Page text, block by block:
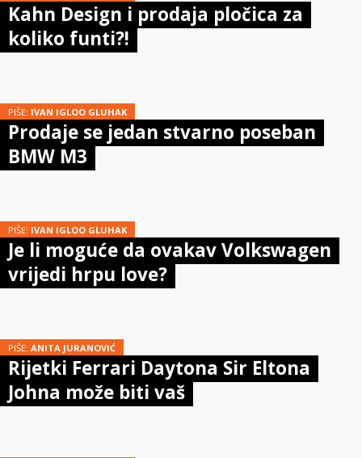
Kahn Design i prodaja pločica za
koliko funti?!
PIŠE: IVAN IGLOO GLUHAK
Prodaje se jedan stvarno poseban
BMW M3
PIŠE: IVAN IGLOO GLUHAK
Je li moguće da ovakav Volkswagen
vrijedi hrpu love?
PIŠE: ANITA JURANOVIĆ
Rijetki Ferrari Daytona Sir Eltona
Johna može biti vaš